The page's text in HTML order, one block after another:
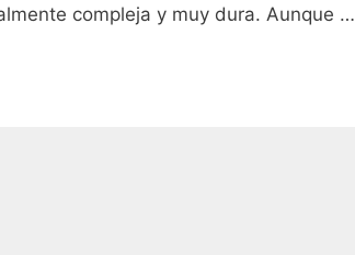
compleja y muy dura. Aunque …